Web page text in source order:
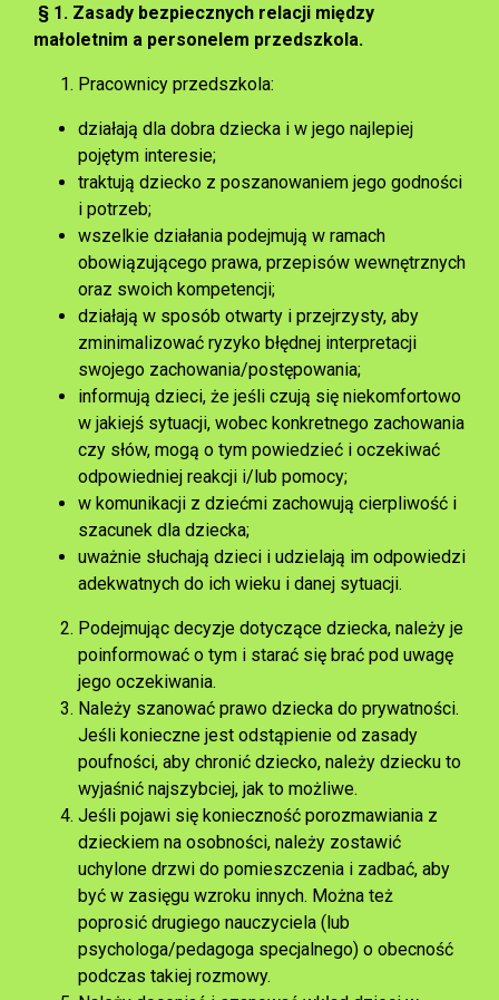
§ 1. Zasady bezpiecznych relacji między
małoletnim a personelem przedszkola.
Pracownicy przedszkola:
działają dla dobra dziecka i w jego najlepiej
pojętym interesie;
traktują dziecko z poszanowaniem jego godności
i potrzeb;
wszelkie działania podejmują w ramach
obowiązującego prawa, przepisów wewnętrznych
oraz swoich kompetencji;
działają w sposób otwarty i przejrzysty, aby
zminimalizować ryzyko błędnej interpretacji
swojego zachowania/postępowania;
informują dzieci, że jeśli czują się niekomfortowo
w jakiejś sytuacji, wobec konkretnego zachowania
czy słów, mogą o tym powiedzieć i oczekiwać
odpowiedniej reakcji i/lub pomocy;
w komunikacji z dziećmi zachowują cierpliwość i
szacunek dla dziecka;
uważnie słuchają dzieci i udzielają im odpowiedzi
adekwatnych do ich wieku i danej sytuacji.
Podejmując decyzje dotyczące dziecka, należy je
poinformować o tym i starać się brać pod uwagę
jego oczekiwania.
Należy szanować prawo dziecka do prywatności.
Jeśli konieczne jest odstąpienie od zasady
poufności, aby chronić dziecko, należy dziecku to
wyjaśnić najszybciej, jak to możliwe.
Jeśli pojawi się konieczność porozmawiania z
dzieckiem na osobności, należy zostawić
uchylone drzwi do pomieszczenia i zadbać, aby
być w zasięgu wzroku innych. Można też
poprosić drugiego nauczyciela (lub
psychologa/pedagoga specjalnego) o obecność
podczas takiej rozmowy.